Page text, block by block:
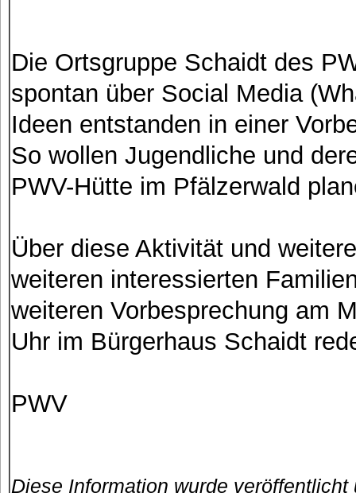
Die Ortsgruppe Schaidt des
spontan über Social Media
Ideen entstanden in einer
So wollen Jugendliche und
PWV-Hütte im Pfälzerwald
Über diese Aktivität und
weiteren interessierten
weiteren Vorbesprechung am
Uhr im Bürgerhaus Schaidt
PWV
Diese Information wurde